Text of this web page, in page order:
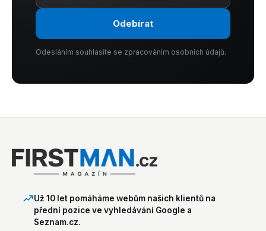
Odebírat
Odesláním souhlasíte se zpracováním osobních údajů.
Už 10 let pomáháme webům našich klientů na
přední pozice ve vyhledávání Google a
Seznam.cz.